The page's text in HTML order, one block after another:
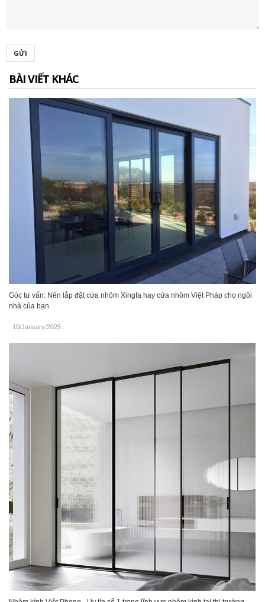
GỬI
BÀI VIẾT KHÁC
Góc tư vấn: Nên lắp đặt cửa nhôm Xingfa hay cửa nhôm Việt Pháp cho ngôi
nhà của bạn
10/January/2025